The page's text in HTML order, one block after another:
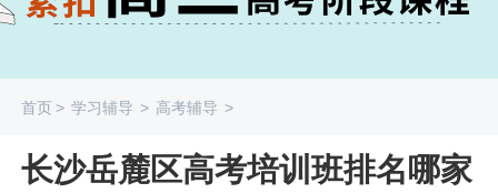
首页> 学习辅导 > 高考辅导 >
长沙岳麓区高考培训班排名哪家